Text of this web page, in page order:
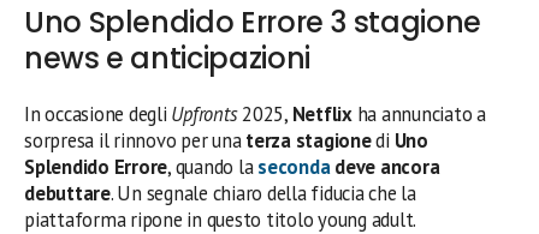
Uno Splendido Errore 3 stagione
news e anticipazioni
In occasione degli Upfronts2025, Netflixha annunciato a
sorpresa il rinnovo per unaterza stagionedi Uno
Splendido Errore, quando lasecondadeve ancora
debuttare. Un segnale chiaro della fiducia che la
piattaforma ripone in questo titolo young adult.